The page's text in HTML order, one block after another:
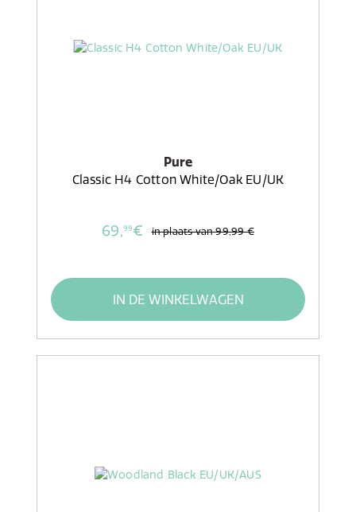
Pure
Classic H4 Cotton White/Oak EU/UK
69,99€ in plaats van99,99 €
IN DE WINKELWAGEN